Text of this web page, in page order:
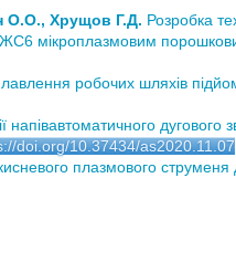
О.О., Хрущов Г.Д. Розробка
ЖС6 мікроплазмовим
робочих шляхів
напівавтоматичного
doi.org/10.37434/as2020.11.07
плазмового